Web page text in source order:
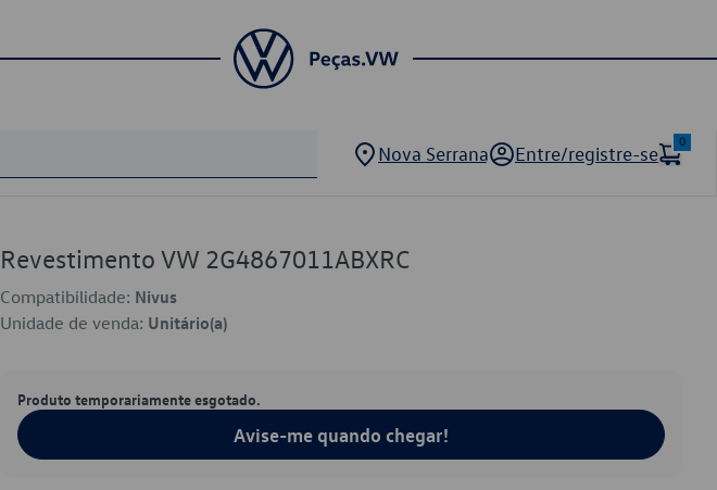
Nova Serrana Entre/registre-se
0
Revestimento VW 2G4867011ABXRC
Compatibilidade: Nivus
Unidade de venda: Unitário(a)
Produto temporariamente esgotado.
Avise-me quando chegar!